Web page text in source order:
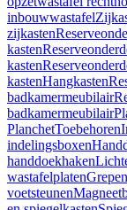
inbouwwastafel
zijkasten
kasten
kasten
kastenHangkasten
badkamermeubilair
badkamermeubilair
PlanchetToebehoren
indelingsboxen
handdoekhaken
wastafelplatenGrepen
voetsteunen